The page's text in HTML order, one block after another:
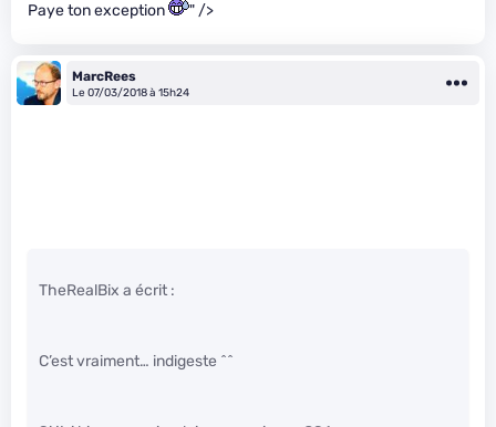
Paye ton exception " />
MarcRees
Le 07/03/2018 à 15h24
TheRealBix a écrit :
C’est vraiment… indigeste ^^